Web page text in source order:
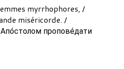
myrrhophores, /
miséricorde. /
пропове́дати